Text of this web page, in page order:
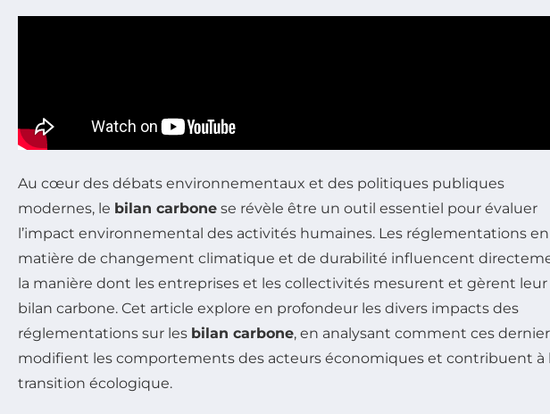
Au cœur des débats environnementaux et des politiques publiques
modernes, le bilan carbone se révèle être un outil essentiel pour évaluer
l’impact environnemental des activités humaines. Les réglementations en
matière de changement climatique et de durabilité influencent
la manière dont les entreprises et les collectivités mesurent et gèrent leur
bilan carbone. Cet article explore en profondeur les divers impacts des
réglementations sur les bilan carbone, en analysant comment ces
modifient les comportements des acteurs économiques et contribuent à
transition écologique.